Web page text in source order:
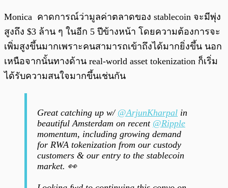
Monica คาดการณ์ว่ามูลค่าตลาดของ stablecoin จะมีพุ่ง
สูงถึง $3 ล้าน ๆ ในอีก 5 ปีข้างหน้า โดยความต้องการจะ
เพิ่มสูงขึ้นมากเพราะคนสามารถเข้าถึงได้มากยิ่งขึ้น นอก
เหนือจากนั้นทางด้าน real-world asset tokenization ก็เริ่ม
ได้รับความสนใจมากขึ้นเช่นกัน
Great catching up w/ @ArjunKharpal in
beautiful Amsterdam on recent @Ripple
momentum, including growing demand
for RWA tokenization from our custody
customers & our entry to the stablecoin
market. 👀